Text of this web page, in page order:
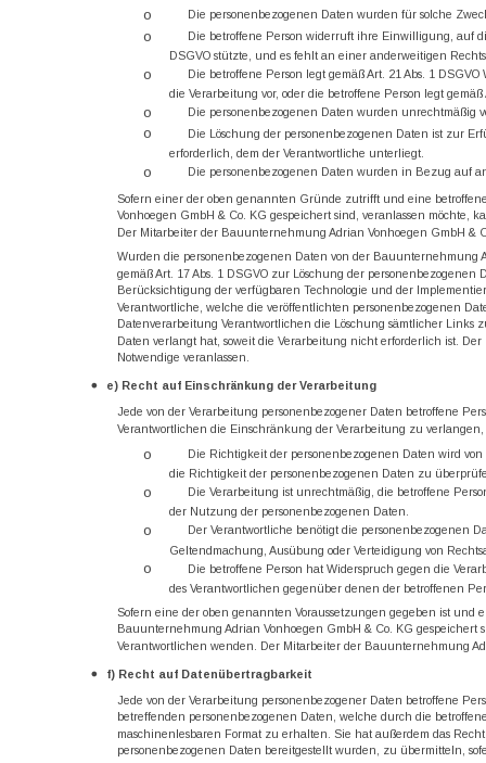
o Die personenbezogenen Daten wurden für solche
o
Die betroffene Person widerruft ihre Einwilligung, auf
DSGVO stützte, und es fehlt an einer anderweitigen
o
Die betroffene Person legt gemäß Art. 21 Abs. 1
die Verarbeitung vor, oder die betroffene Person legt
o Die personenbezogenen Daten wurden unrechtmäßig
o
Die Löschung der personenbezogenen Daten ist zur
erforderlich, dem der Verantwortliche unterliegt.
o Die personenbezogenen Daten wurden in Bezug auf
Sofern einer der oben genannten Gründe zutrifft und eine
Vonhoegen GmbH & Co. KG gespeichert sind, veranlassen
Der Mitarbeiter der Bauunternehmung Adrian Vonhoegen GmbH &
Wurden die personenbezogenen Daten von der Bauunternehmung
gemäß Art. 17 Abs. 1 DSGVO zur Löschung der
Berücksichtigung der verfügbaren Technologie und der
Verantwortliche, welche die veröffentlichten personenbezogenen
Datenverarbeitung Verantwortlichen die Löschung sämtlicher Links
Daten verlangt hat, soweit die Verarbeitung nicht erforderlich ist.
Notwendige veranlassen.
e) Recht auf Einschränkung der Verarbeitung
Jede von der Verarbeitung personenbezogener Daten betroffene
Verantwortlichen die Einschränkung der Verarbeitung zu
o
Die Richtigkeit der personenbezogenen Daten wird
die Richtigkeit der personenbezogenen Daten zu
o
Die Verarbeitung ist unrechtmäßig, die betroffene
der Nutzung der personenbezogenen Daten.
o
Der Verantwortliche benötigt die personenbezogenen
Geltendmachung, Ausübung oder Verteidigung von
o
Die betroffene Person hat Widerspruch gegen die
des Verantwortlichen gegenüber denen der betroffenen
Sofern eine der oben genannten Voraussetzungen gegeben ist
Bauunternehmung Adrian Vonhoegen GmbH & Co. KG
Verantwortlichen wenden. Der Mitarbeiter der Bauunternehmung
f) Recht auf Datenübertragbarkeit
Jede von der Verarbeitung personenbezogener Daten betroffene
betreffenden personenbezogenen Daten, welche durch die
maschinenlesbaren Format zu erhalten. Sie hat außerdem das
personenbezogenen Daten bereitgestellt wurden, zu übermitteln,